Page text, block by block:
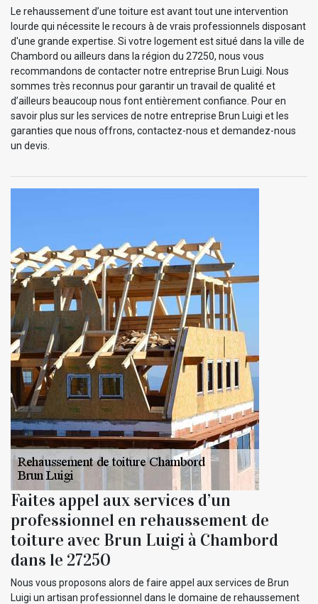
Le rehaussement d’une toiture est avant tout une intervention
lourde qui nécessite le recours à de vrais professionnels disposant
d'une grande expertise. Si votre logement est situé dans la ville de
Chambord ou ailleurs dans la région du 27250, nous vous
recommandons de contacter notre entreprise Brun Luigi. Nous
sommes très reconnus pour garantir un travail de qualité et
d’ailleurs beaucoup nous font entièrement confiance. Pour en
savoir plus sur les services de notre entreprise Brun Luigi et les
garanties que nous offrons, contactez-nous et demandez-nous
un devis.
Faites appel aux services d’un
professionnel en rehaussement de
toiture avec Brun Luigi à Chambord
dans le 27250
Nous vous proposons alors de faire appel aux services de Brun
Luigi un artisan professionnel dans le domaine de rehaussement